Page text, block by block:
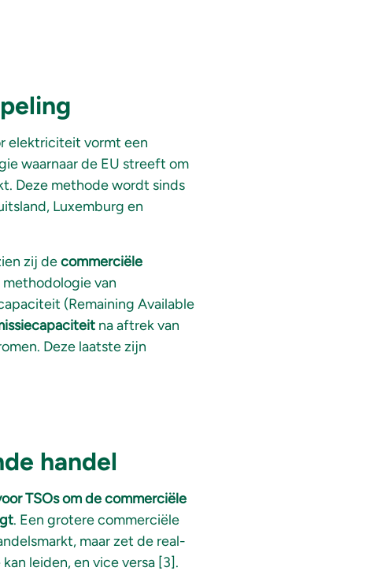
elektriciteit vormt een
waarnaar de EU streeft om
Deze methode wordt sinds
Luxemburg en
zij decommerciële
van
(Remaining Available
na aftrek van
Deze laatste zijn
handel
TSOs om de commerciële
. Een grotere commerciële
maar zet de real-
leiden, en vice versa [3].